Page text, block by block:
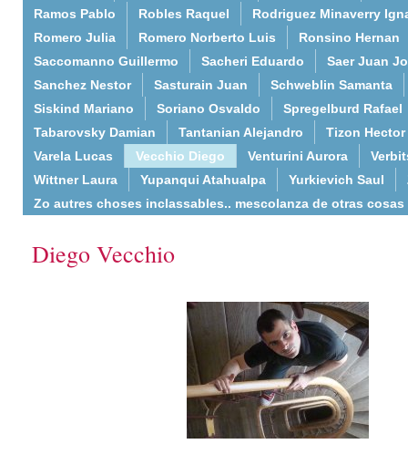
Ramos Pablo
Robles Raquel
Rodriguez Minaverry
Romero Julia
Romero Norberto Luis
Ronsino Hernan
Saccomanno Guillermo
Sacheri Eduardo
Saer Juan
Sanchez Nestor
Sasturain Juan
Schweblin Samanta
Siskind Mariano
Soriano Osvaldo
Spregelburd Rafael
Tabarovsky Damian
Tantanian Alejandro
Tizon Hector
Varela Lucas
Vecchio Diego Venturini Aurora
Wittner Laura
Yupanqui Atahualpa Yurkievich Saul
Zo autres choses inclassables.. mescolanza de otras cosas
Diego Vecchio